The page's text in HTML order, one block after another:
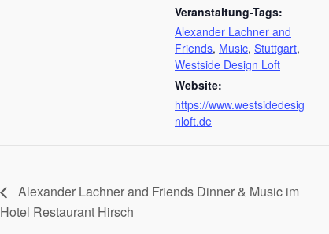
Veranstaltung-Tags:
Alexander Lachner and
Friends, Music, Stuttgart,
Westside Design Loft
Website:
https://www.westsidedesig
nloft.de
Alexander Lachner and Friends Dinner & Music im
Hotel Restaurant Hirsch